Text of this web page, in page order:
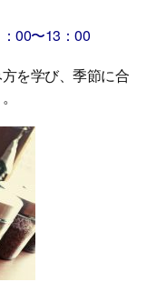
00〜13：00
を学び、季節に合